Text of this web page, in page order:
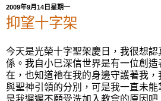
2009年9月14日星期一
抑望十字架
今天是光榮十字聖架慶日，我很想
係。我自小巳深信世界是有一位創
在，也知道祂在我的身邊守護著我
與聖神引領的分別，可是我一直未